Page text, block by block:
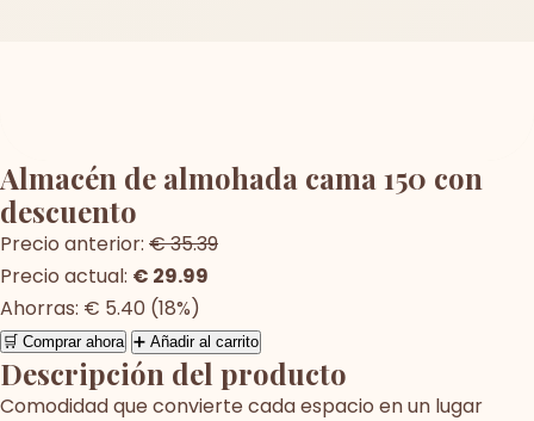
Almacén de almohada cama 150 con
descuento
Precio anterior: € 35.39
Precio actual: € 29.99
Ahorras: € 5.40 (18%)
🛒 Comprar ahora ➕ Añadir al carrito
Descripción del producto
Comodidad que convierte cada espacio en un lugar